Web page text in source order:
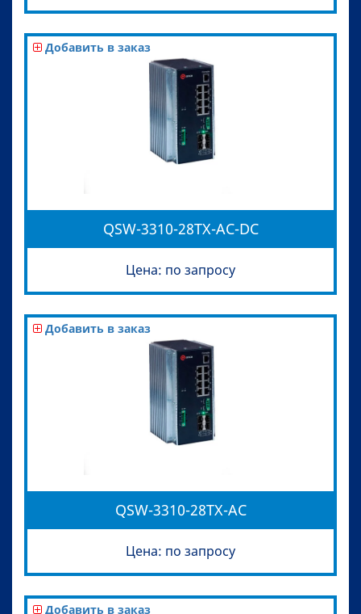
Добавить в заказ
QSW-3310-28TX-AC-DC
Цена: по запросу
Добавить в заказ
QSW-3310-28TX-AC
Цена: по запросу
Добавить в заказ